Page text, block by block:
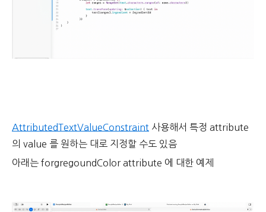
AttributedTextValueConstraint 사용해서 특정 attribute
의 value 를 원하는 대로 지정할 수도 있음
아래는 forgregoundColor attribute 에 대한 예제